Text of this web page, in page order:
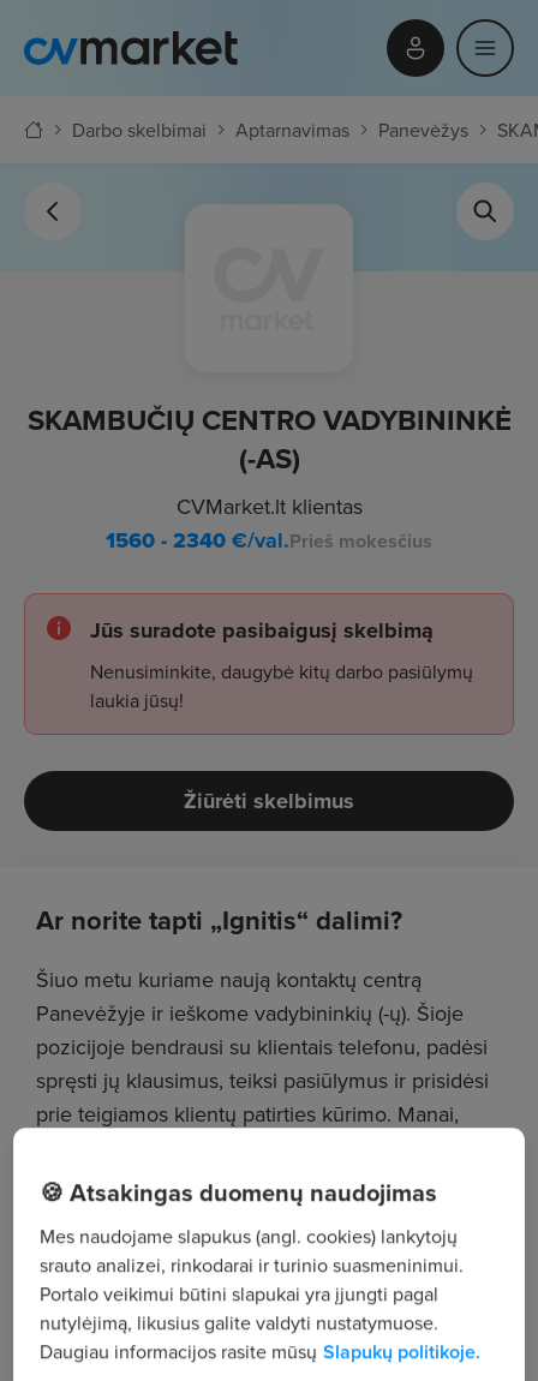
Darbo skelbimai Aptarnavimas Panevėžys
SKAMBUČIŲ CENTRO VADYBININKĖ
(-AS)
CVMarket.lt klientas
1560 - 2340€/val.Prieš mokesčius
Jūs suradote pasibaigusį skelbimą
Nenusiminkite, daugybė kitų darbo pasiūlymų
laukia jūsų!
Žiūrėti skelbimus
Ar norite tapti „Ignitis“ dalimi?
Šiuo metu kuriame naują kontaktų centrą
Panevėžyje ir ieškome vadybininkių (-ų). Šioje
pozicijoje bendrausi su klientais telefonu, padėsi
spręsti jų klausimus, teiksi pasiūlymus ir prisidėsi
prie teigiamos klientų patirties kūrimo. Manai,
komandoje!
Take YOUR part in #EnergySmart!
Prisidėsi prie kokybiškos klientų patirties
kūrimo:
Aptarnaujant klientus nuotoliniais kanalais ir
🍪 Atsakingas duomenų naudojimas
Mes naudojame slapukus (angl. cookies) lankytojų
srauto analizei, rinkodarai ir turinio suasmeninimui.
Portalo veikimui būtini slapukai yra įjungti pagal
nutylėjimą, likusius galite valdyti nustatymuose.
Daugiau informacijos rasite mūsų Slapukų politikoje.